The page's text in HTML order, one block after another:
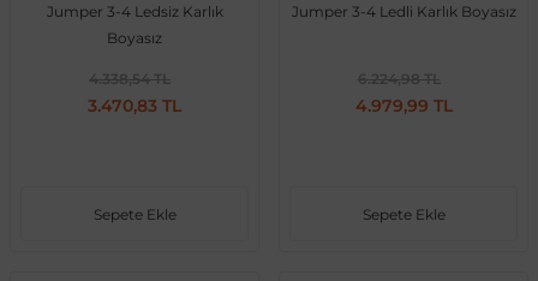
Jumper 3-4 Ledsiz Karlık
Boyasız
4.338,54 TL
3.470,83 TL
Sepete Ekle
Jumper 3-4 Ledli Karlık Boyasız
6.224,98 TL
4.979,99 TL
Sepete Ekle